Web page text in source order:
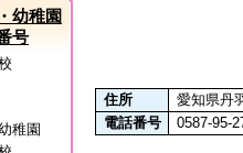
幼稚園
号
稚園
住所
愛知県丹
電話番号
0587-95-